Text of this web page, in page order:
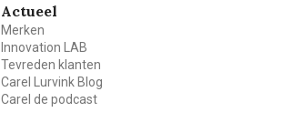
Actueel
Merken
Innovation LAB
Tevreden klanten
Carel Lurvink Blog
Carel de podcast